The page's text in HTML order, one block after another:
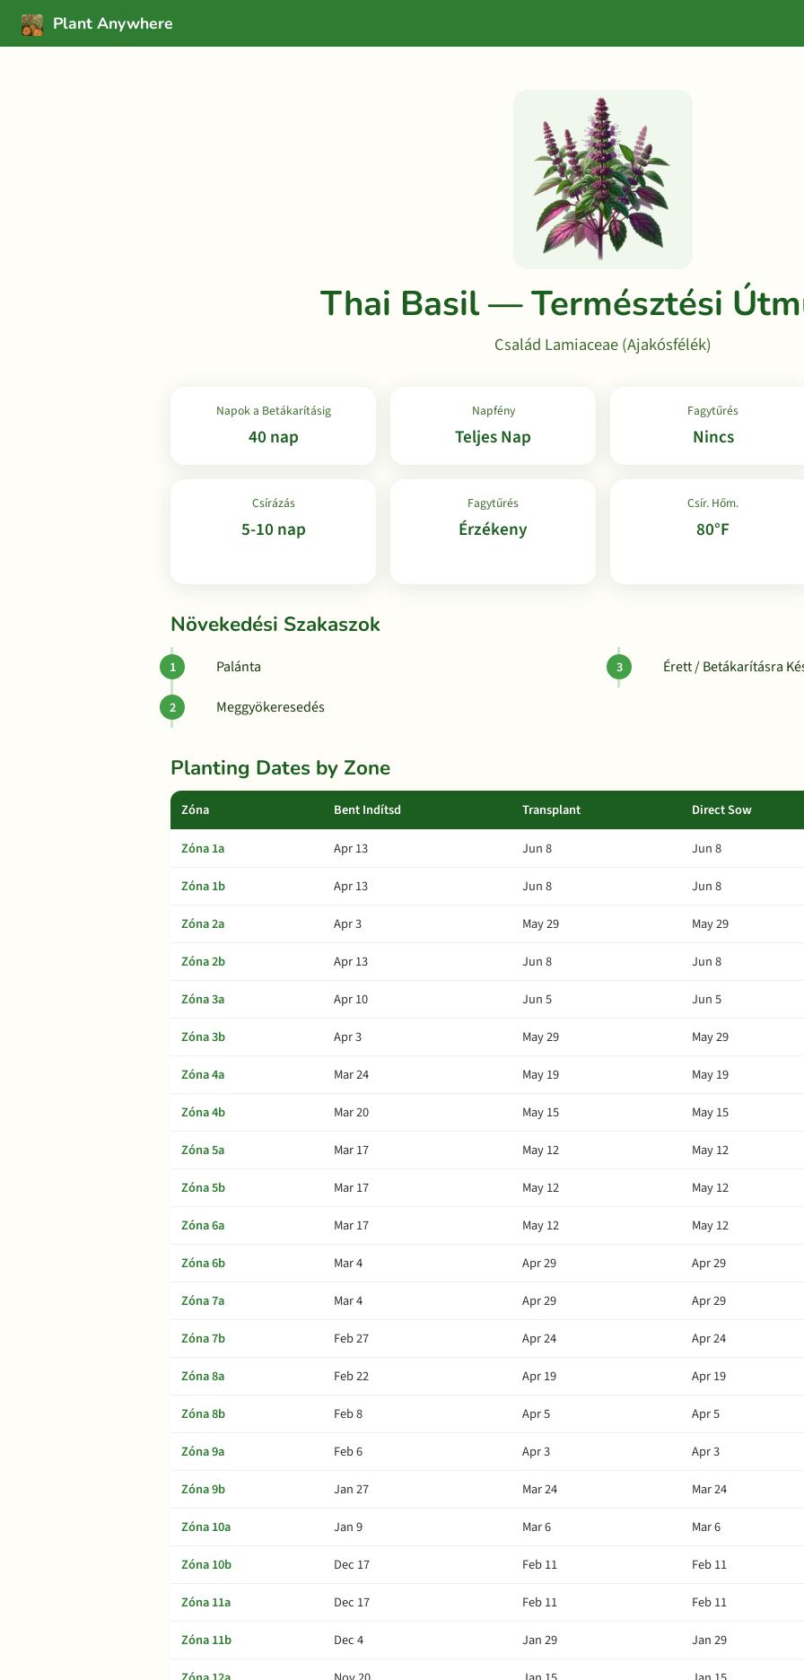
Plant Anywhere
Thai Basil — Természtési
Család Lamiaceae (Ajakósfélék)
Napok a Betákarításig
40 nap
Napfény
Teljes Nap
Fagytűrés
Nincs
Csírázás
5-10 nap
Fagytűrés
Érzékeny
Csír. Hőm.
80°F
Növekedési Szakaszok
Palánta
Meggyökeresedés
Érett / Betákarításra
Planting Dates by Zone
Zóna Bent Indítsd Transplant Direct Sow
Zóna 1a Apr 13 Jun 8 Jun 8
Zóna 1b
Apr 13 Jun 8 Jun 8
Zóna 2a
Apr 3 May 29 May 29
Zóna 2b
Apr 13 Jun 8 Jun 8
Zóna 3a
Apr 10 Jun 5 Jun 5
Zóna 3b
Apr 3 May 29 May 29
Zóna 4a
Mar 24 May 19 May 19
Zóna 4b
Mar 20 May 15 May 15
Zóna 5a
Mar 17 May 12 May 12
Zóna 5b
Mar 17 May 12 May 12
Zóna 6a
Mar 17 May 12 May 12
Zóna 6b
Mar 4 Apr 29 Apr 29
Zóna 7a
Mar 4 Apr 29 Apr 29
Zóna 7b
Feb 27 Apr 24 Apr 24
Zóna 8a
Feb 22 Apr 19 Apr 19
Zóna 8b
Feb 8 Apr 5 Apr 5
Zóna 9a
Feb 6 Apr 3 Apr 3
Zóna 9b
Jan 27 Mar 24 Mar 24
Zóna 10a
Jan 9 Mar 6 Mar 6
Zóna 10b
Dec 17 Feb 11 Feb 11
Zóna 11a
Dec 17 Feb 11 Feb 11
Zóna 11b
Dec 4 Jan 29 Jan 29